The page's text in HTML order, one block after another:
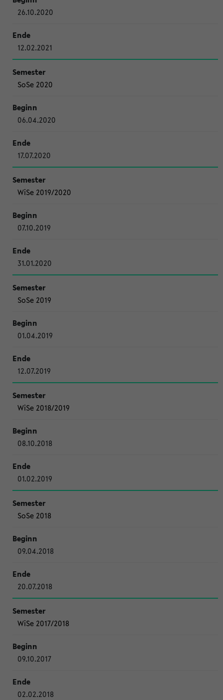
26.10.2020
12.02.2021
SoSe 2020
06.04.2020
17.07.2020
WiSe 2019/2020
07.10.2019
31.01.2020
SoSe 2019
01.04.2019
12.07.2019
WiSe 2018/2019
08.10.2018
01.02.2019
SoSe 2018
09.04.2018
20.07.2018
WiSe 2017/2018
09.10.2017
02.02.2018